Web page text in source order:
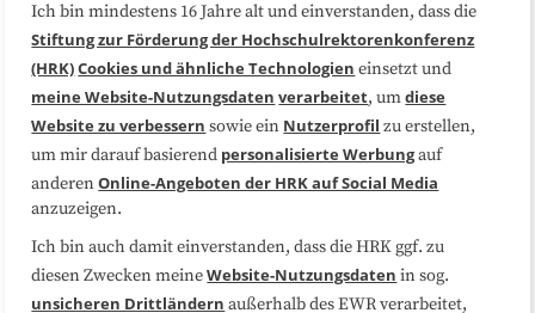
Über uns FAQ
Medienarbeit Kooperationen
Datenschutzerklärung Impressum
Sitemap
Folgen Sie uns
Ich bin mindestens 16 Jahre alt und einverstanden, dass die
Stiftung zur Förderung der Hochschulrektorenkonferenz
(HRK)Cookies und ähnliche Technologien einsetzt und
meine Website-Nutzungsdaten verarbeitet, umdiese
Website zu verbessern sowie ein Nutzerprofil zu erstellen,
um mir darauf basierend personalisierte Werbungauf
anderenOnline-Angeboten der HRK auf Social Media
anzuzeigen.
Ich bin auch damit einverstanden, dass die HRK ggf. zu
diesen Zwecken meineWebsite-Nutzungsdaten in sog.
unsicheren Drittländern außerhalb des EWR verarbeitet,